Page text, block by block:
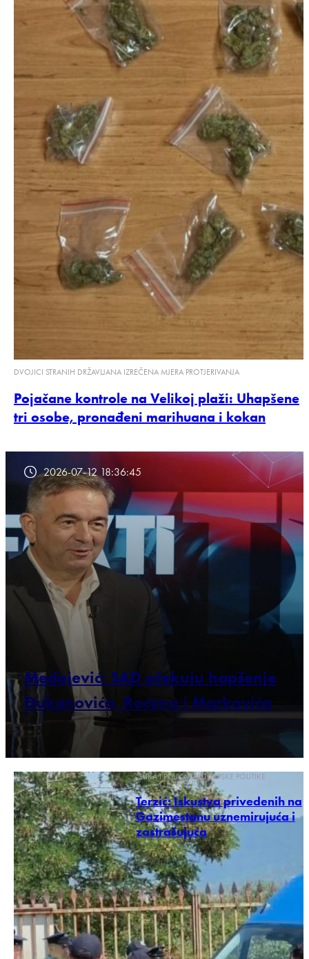
DVOJICI STRANIH DRŽAVLJANA IZREČENA MJERA PROTJERIVANJA
Pojačane kontrole na Velikoj plaži: Uhapšene
tri osobe, pronađeni marihuana i kokan
2026-07-12 18:36:45
Medojević: SAD očekuju hapšenje
Đukanovića, Roćena i Markovića
"SLIKA I PRILIKA" ANTISRPSKE POLITIKE
Terzić: Iskustva privedenih na
Gazimestanu uznemirujuća i
zastrašujuća